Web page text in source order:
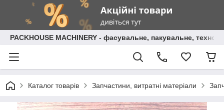
PACKHOUSE MACHINERY - фасувальне, пакувальне,
Каталог товарів Запчастини, витратні матеріали